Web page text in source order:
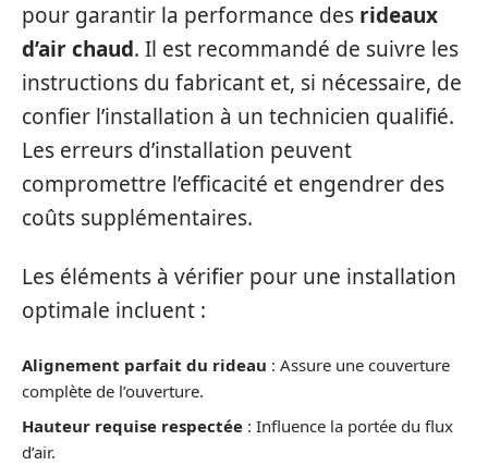
pour garantir la performance des rideaux
d’air chaud. Il est recommandé de suivre les
instructions du fabricant et, si nécessaire, de
confier l’installation à un technicien qualifié.
Les erreurs d’installation peuvent
compromettre l’efficacité et engendrer des
coûts supplémentaires.
Les éléments à vérifier pour une installation
optimale incluent :
Alignement parfait du rideau : Assure une couverture
complète de l’ouverture.
Hauteur requise respectée : Influence la portée du flux
d’air.